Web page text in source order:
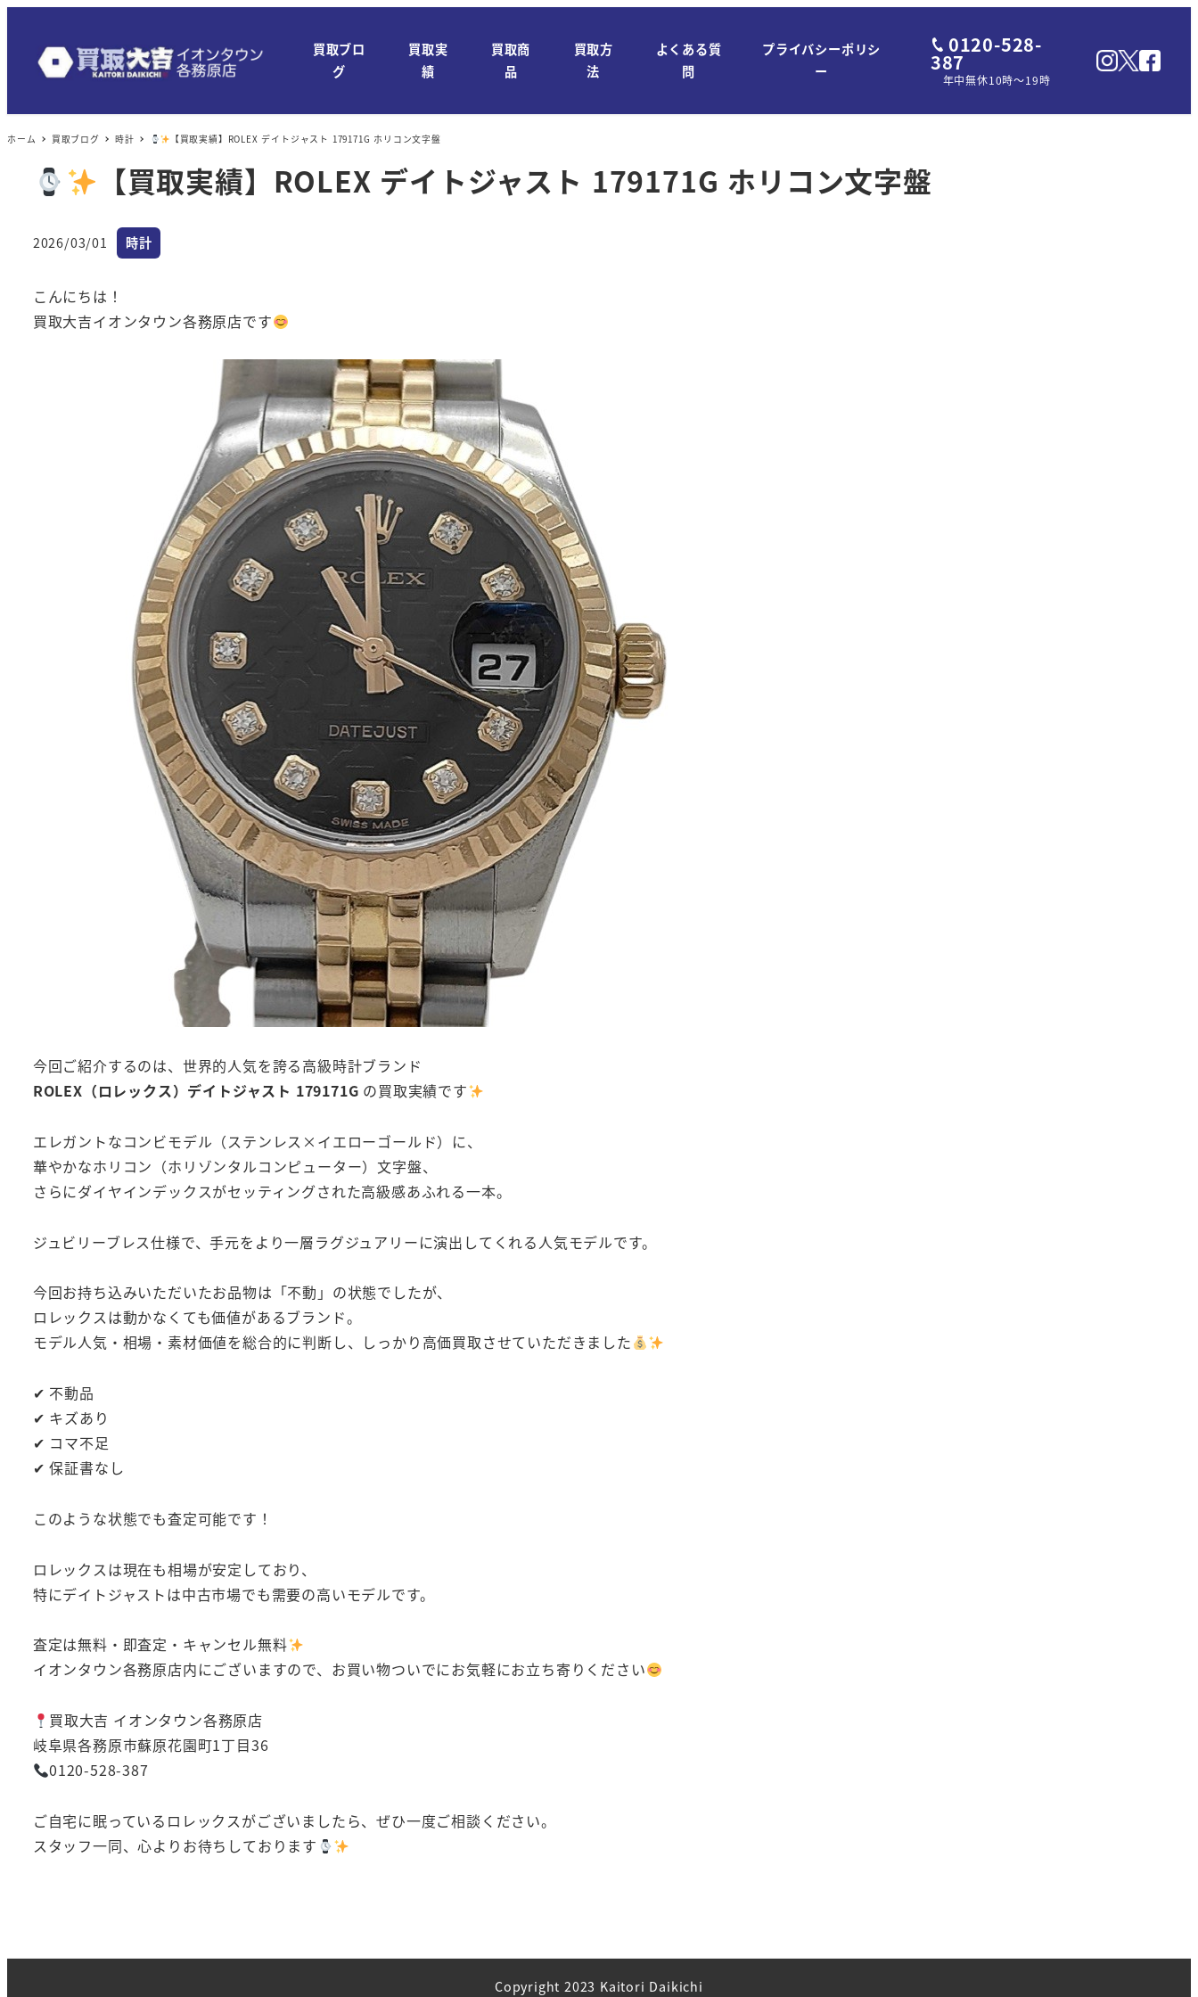
買取ブロ
グ
買取実
績
買取商
品
買取方
法
よくある質
問
プライバシーポリシ
ー
0120-528-
387
年中無休10時～19時
ホーム 買取ブログ 時計 【買取実績】ROLEX デイトジャスト 179171G ホリコン文字盤
【買取実績】ROLEX デイトジャスト 179171G ホリコン文字盤
投稿日
2026/03/01 カテゴリー
時計
こんにちは！
買取大吉イオンタウン各務原店です
今回ご紹介するのは、世界的人気を誇る高級時計ブランド
ROLEX（ロレックス）デイトジャスト 179171G の買取実績です
エレガントなコンビモデル（ステンレス×イエローゴールド）に、
華やかなホリコン（ホリゾンタルコンピューター）文字盤、
さらにダイヤインデックスがセッティングされた高級感あふれる一本。
ジュビリーブレス仕様で、手元をより一層ラグジュアリーに演出してくれる人気モデルです。
今回お持ち込みいただいたお品物は「不動」の状態でしたが、
ロレックスは動かなくても価値があるブランド。
モデル人気・相場・素材価値を総合的に判断し、しっかり高価買取させていただきました
✔ 不動品
✔ キズあり
✔ コマ不足
✔ 保証書なし
このような状態でも査定可能です！
ロレックスは現在も相場が安定しており、
特にデイトジャストは中古市場でも需要の高いモデルです。
査定は無料・即査定・キャンセル無料
イオンタウン各務原店内にございますので、お買い物ついでにお気軽にお立ち寄りください
買取大吉 イオンタウン各務原店
岐阜県各務原市蘇原花園町1丁目36
0120-528-387
ご自宅に眠っているロレックスがございましたら、ぜひ一度ご相談ください。
スタッフ一同、心よりお待ちしております
Copyright 2023 Kaitori Daikichi